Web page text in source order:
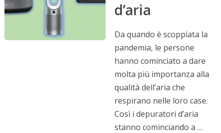
d’aria
Da quando è scoppiata la
pandemia, le persone
hanno cominciato a dare
molta più importanza alla
qualità dell’aria che
respirano nelle loro case.
Così i depuratori d’aria
stanno cominciando a …